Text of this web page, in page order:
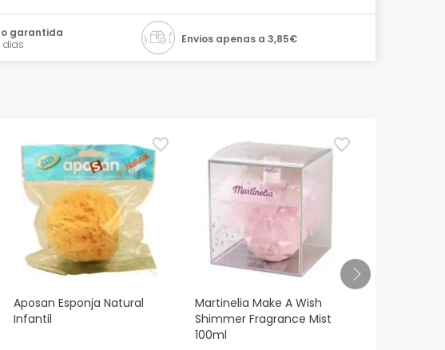
garantida
dias
Envios apenas a 3,85€
Aposan Esponja Natural
Infantil
Martinelia Make A Wish
Shimmer Fragrance Mist
100ml